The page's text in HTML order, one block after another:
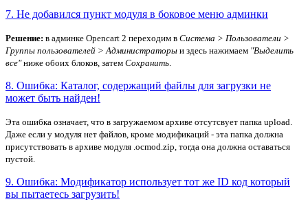
7. Не добавился пункт модуля в боковое меню админки
Решение: в админке Opencart 2 переходим в Система > Пользователи >
Группы пользователей > Администраторы и здесь нажимаем "Выделить
все"ниже обоих блоков, затем Сохранить
8. Ошибка: Каталог, содержащий файлы для загрузки не
может быть найден!
Эта ошибка означает, что в загружаемом архиве отсутсвует папка upload.
Даже если у модуля нет файлов, кроме модификаций - эта папка должна
присутствовать в архиве модуля .ocmod.zip, тогда она должна оставаться
пустой.
9. Ошибка: Модификатор использует тот же ID код который
вы пытаетесь загрузить!